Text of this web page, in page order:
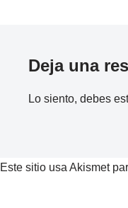
Deja una
Lo siento, debes
Este sitio usa Akismet